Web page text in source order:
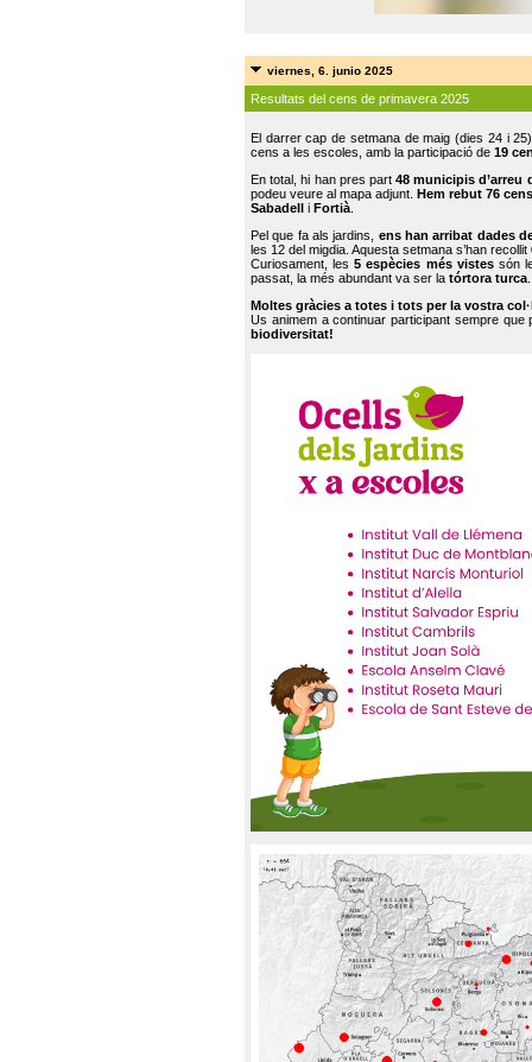
viernes, 6. junio 2025
Resultats del cens de primavera 2025
El darrer cap de setmana de maig (dies 24 i
cens a les escoles, amb la participació de 19
En total, hi han pres part48 municipis d’arreu
podeu veure al mapa adjunt. Hem rebut 76
Sabadell i Fortià
Pel que fa als jardins, ens han arribat dades
les 12 del migdia. Aquesta setmana s’han recollit
Curiosament, les5 espècies més vistessón
passat, la més abundant va ser la tórtora turca
Moltes gràcies a totes i tots per la vostra
Us animem a continuar participant sempre que
biodiversitat!